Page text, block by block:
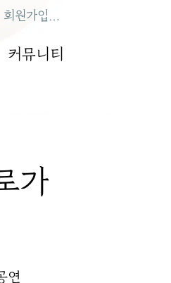
회원가입/로그인
커뮤니티
가
연